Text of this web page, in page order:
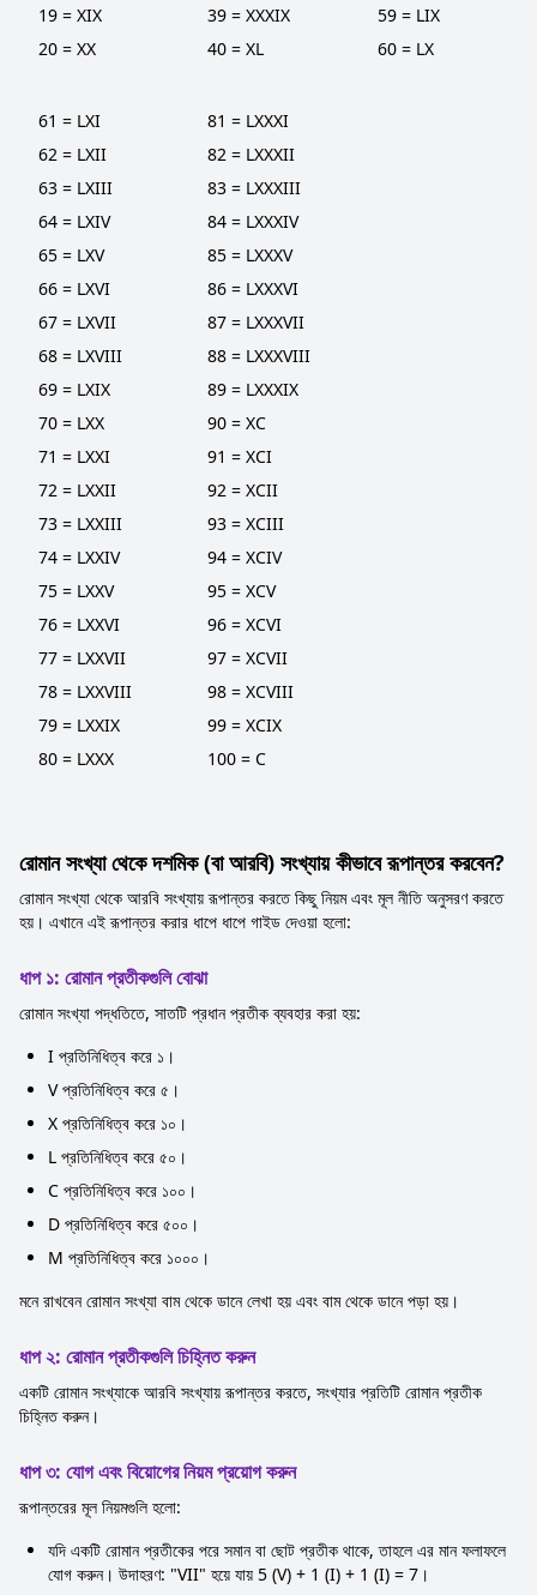
19 = XIX
20 = XX
39 = XXXIX
40 = XL
59 = LIX
60 = LX
61 = LXI
62 = LXII
63 = LXIII
64 = LXIV
65 = LXV
66 = LXVI
67 = LXVII
68 = LXVIII
69 = LXIX
70 = LXX
71 = LXXI
72 = LXXII
73 = LXXIII
74 = LXXIV
75 = LXXV
76 = LXXVI
77 = LXXVII
78 = LXXVIII
79 = LXXIX
80 = LXXX
81 = LXXXI
82 = LXXXII
83 = LXXXIII
84 = LXXXIV
85 = LXXXV
86 = LXXXVI
87 = LXXXVII
88 = LXXXVIII
89 = LXXXIX
90 = XC
91 = XCI
92 = XCII
93 = XCIII
94 = XCIV
95 = XCV
96 = XCVI
97 = XCVII
98 = XCVIII
99 = XCIX
100 = C
রোমান সংখ্যা থেকে দশমিক (বা আরবি) সংখ্যায় কীভাবে রূপান্তর করবেন?
রোমান সংখ্যা থেকে আরবি সংখ্যায় রূপান্তর করতে কিছু নিয়ম এবং মূল নীতি অনুসরণ করতে
হয়। এখানে এই রূপান্তর করার ধাপে ধাপে গাইড দেওয়া হলো:
ধাপ ১: রোমান প্রতীকগুলি বোঝা
রোমান সংখ্যা পদ্ধতিতে, সাতটি প্রধান প্রতীক ব্যবহার করা হয়:
I প্রতিনিধিত্ব করে ১।
V প্রতিনিধিত্ব করে ৫।
X প্রতিনিধিত্ব করে ১০।
L প্রতিনিধিত্ব করে ৫০।
C প্রতিনিধিত্ব করে ১০০।
D প্রতিনিধিত্ব করে ৫০০।
M প্রতিনিধিত্ব করে ১০০০।
মনে রাখবেন রোমান সংখ্যা বাম থেকে ডানে লেখা হয় এবং বাম থেকে ডানে পড়া হয়।
ধাপ ২: রোমান প্রতীকগুলি চিহ্নিত করুন
একটি রোমান সংখ্যাকে আরবি সংখ্যায় রূপান্তর করতে, সংখ্যার প্রতিটি রোমান প্রতীক
চিহ্নিত করুন।
ধাপ ৩: যোগ এবং বিয়োগের নিয়ম প্রয়োগ করুন
রূপান্তরের মূল নিয়মগুলি হলো:
যদি একটি রোমান প্রতীকের পরে সমান বা ছোট প্রতীক থাকে, তাহলে এর মান ফলাফলে
যোগ করুন। উদাহরণ: "VII" হয়ে যায় 5 (V) + 1 (I) + 1 (I) = 7।